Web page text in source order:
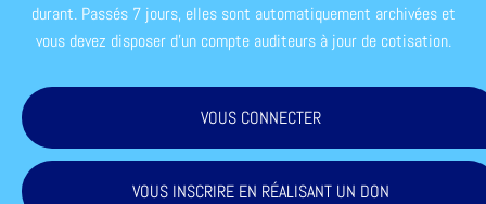
durant. Passés 7 jours, elles sont automatiquement archivées et
vous devez disposer d'un compte auditeurs à jour de cotisation.
VOUS CONNECTER
VOUS INSCRIRE EN RÉALISANT UN DON